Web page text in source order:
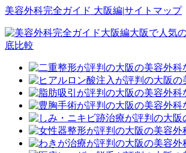
美容外科完全ガイド 大阪編|サイトマップ